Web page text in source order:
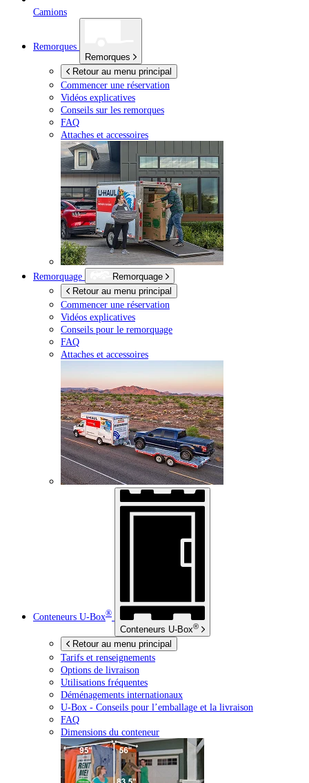
Camions
Remorques
Remorques
Retour au menu principal
Commencer une réservation
Vidéos explicatives
Conseils sur les remorques
FAQ
Attaches et accessoires
Remorquage
Remorquage
Retour au menu principal
Commencer une réservation
Vidéos explicatives
Conseils pour le remorquage
FAQ
Attaches et accessoires
Conteneurs U-Box®
Conteneurs U-Box®
Retour au menu principal
Tarifs et renseignements
Options de livraison
Utilisations fréquentes
Déménagements internationaux
U-Box - Conseils pour l’emballage et la livraison
FAQ
Dimensions du conteneur